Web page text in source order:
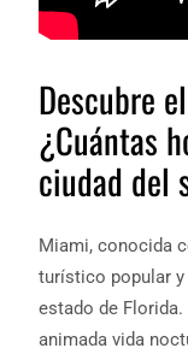
Descubre
¿Cuántas
ciudad del
Miami, conocida
turístico popular
estado de
animada vida